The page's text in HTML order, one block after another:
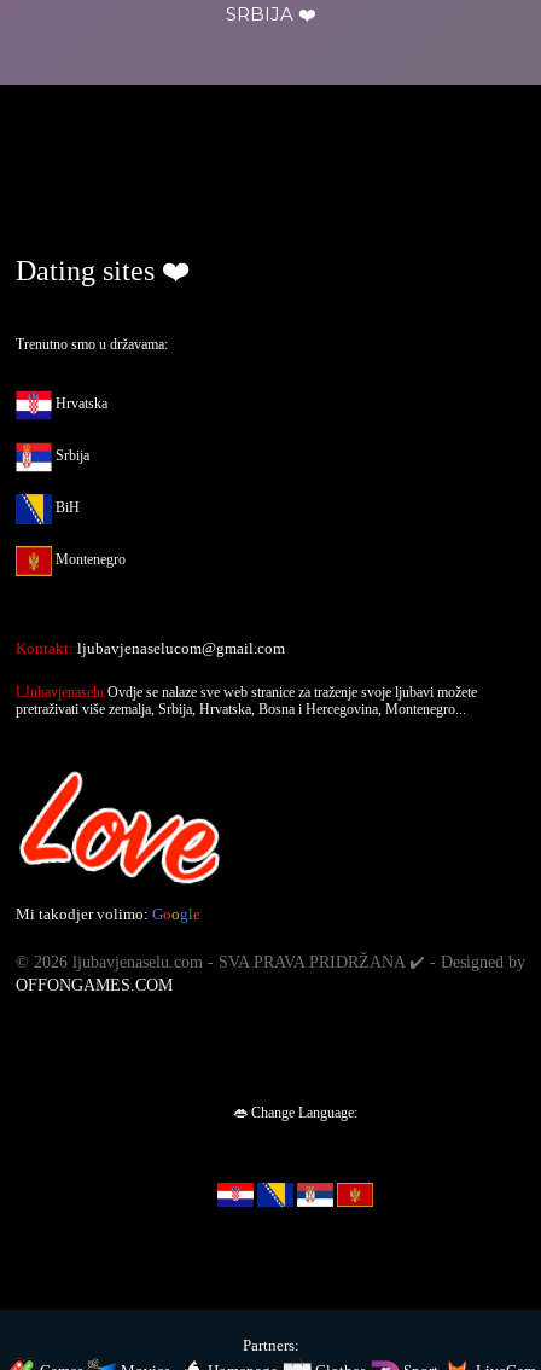
SRBIJA ❤️
Dating sites ❤️
Trenutno smo u državama:
Hrvatska
Srbija
BiH
Montenegro
Kontakt: ljubavjenaselucom@gmail.com
LJubavjenaselu Ovdje se nalaze sve web stranice za traženje svoje ljubavi možete
pretraživati više zemalja, Srbija, Hrvatska, Bosna i Hercegovina, Montenegro...
Mi takodjer volimo: Google
© 2026 ljubavjenaselu.com - SVA PRAVA PRIDRŽANA ✔️ - Designed by
OFFONGAMES.COM
👄 Change Language:
Partners: